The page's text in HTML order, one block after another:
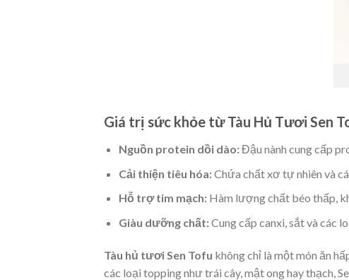
Giá trị sức khỏe từ Tàu Hủ Tươi Sen
Nguồn protein dồi dào:Đậu nành cung cấp
Cải thiện tiêu hóa:Chứa chất xơ tự nhiên và
Hỗ trợ tim mạch:Hàm lượng chất béo thấp,
Giàu dưỡng chất:Cung cấp canxi, sắt và các
Tàu hủ tươi Sen Tofu không chỉ là một món ăn
các loại topping như trái cây, mật ong hay thạch,